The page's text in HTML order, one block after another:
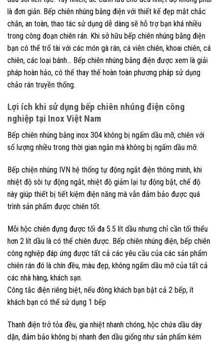
là đơn giản. Bếp chiên nhúng bằng điện với thiết kế đẹp mắt chắc
chắn, an toàn, thao tác sử dụng dễ dàng sẽ hỗ trợ bạn khá nhiều
trong công đoạn chiên rán. Khi sở hữu bếp chiên nhúng bằng điện
bạn có thể trổ tài với các món gà rán, cá viên chiên, khoai chiên, cá
chiên, các loại bánh… Bếp chiên nhúng bằng điện được xem là giải
pháp hoàn hảo, có thể thay thế hoàn toàn phương pháp sử dụng
chảo rán truyền thống.
Lợi ích khi sử dụng bếp chiên nhúng điện công
nghiệp tại Inox Việt Nam
Bếp chiên nhúng bằng inox 304 không bị ngấm dầu mỡ, chiên với
số lượng nhiều trong thời gian ngắn mà không bị ngấm dầu mỡ.
Bếp chiện nhúng IVN hệ thống tự động ngắt điện thông minh, khi
nhiệt độ sôi tự động ngắt, nhiệt độ giảm lại tự động bật, chế độ
này giúp thiết bị tiết kiệm điện năng mà vẫn đảm bảo được quá
trình sản phẩm được chiên tốt.
Mỗi hộc chiên đựng được tối đa 5.5 lít dầu nhưng chỉ cần tối thiểu
hơn 2 lít dầu là có thể chiên được. Bếp chiên nhúng điện, bếp chiên
công nghiệp đáp ứng được tất cả các yêu cầu của các sản phẩm
chiên rán đó là chín đều, màu đẹp, không ngấm dầu mỡ của tất cả
các nhà hàng, khách sạn.
Công tắc điện riêng biệt, nếu đông khách bạn bật cả 2 bếp, ít
khách bạn có thể sử dụng 1 bếp
Thanh điện trở tỏa đều, gia nhiệt nhanh chóng, hộc chứa dầu dày
dặn, đảm bảo không bị nhanh đen dầu giống như sản phẩm kém